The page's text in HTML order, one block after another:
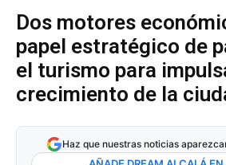
Dos motores
papel estratégico de
el turismo para
crecimiento de la
Haz que nuestras noticias